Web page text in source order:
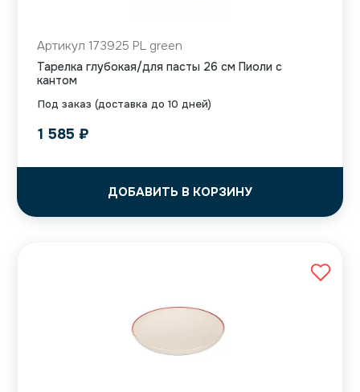
Под заказ (доставка до 10 дней)
Артикул 173925 PL green
Тарелка глубокая/для пасты 26 см Пиоли с
кантом
1 585 ₽
ДОБАВИТЬ В КОРЗИНУ